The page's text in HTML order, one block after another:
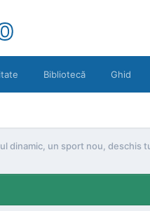
Bibliotecă Ghid
dinamic, un sport nou, deschis